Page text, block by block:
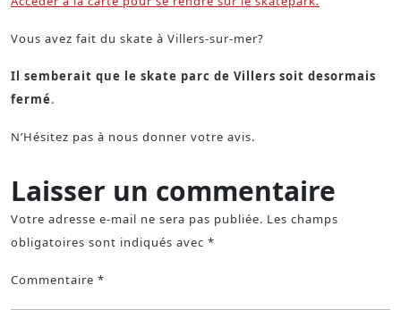
Vous avez fait du skate à Villers-sur-mer?
Il semberait que le skate parc de Villers soit desormais
fermé.
N’Hésitez pas à nous donner votre avis.
Laisser un commentaire
Votre adresse e-mail ne sera pas publiée. Les champs
obligatoires sont indiqués avec *
Commentaire *